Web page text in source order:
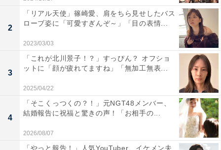
2
「リアル天使」篠崎愛、肩をちら見せしたバス
ローブ姿に「可愛すぎんぞ～」「目の表情...
2023/03/03
3
「これが北川景子！？」すっぴん？ オフショ
ットに「顔が疲れてますね」「無加工無表...
2025/04/22
4
「そこくっつくの？！」元NGT48メンバー、
結婚報告に祝福と驚きの声！「お相手の...
2026/08/07
「やっと報告！」人気YouTuber、イケメン夫